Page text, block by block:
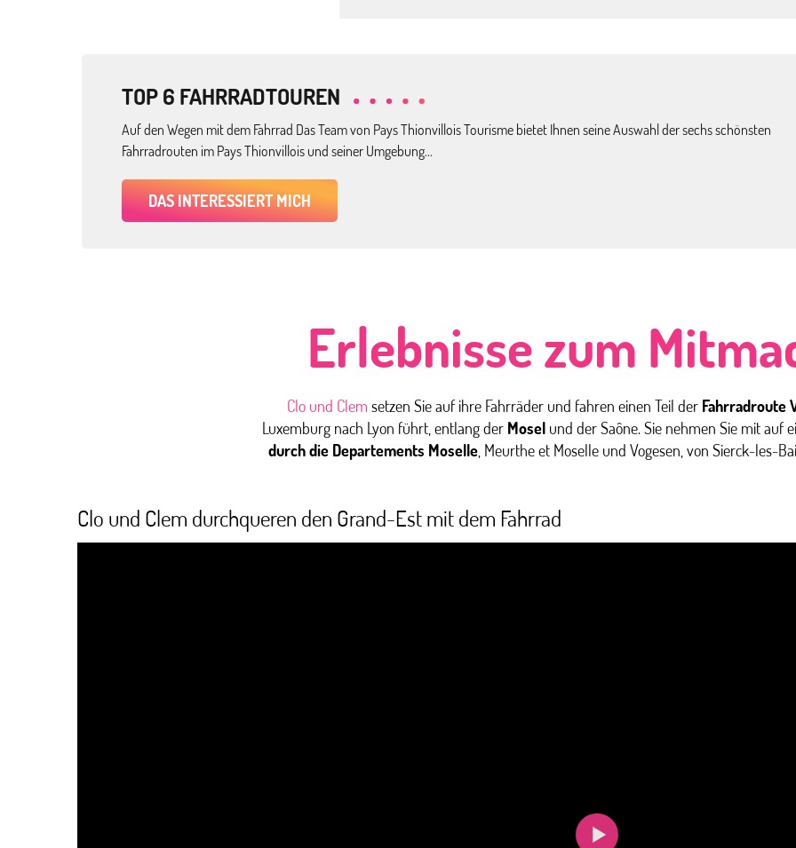
TOP 6 FAHRRADTOUREN
Auf den Wegen mit dem Fahrrad Das Team von Pays Thionvillois Tourisme bietet Ihnen seine Auswahl der sechs schönsten
Fahrradrouten im Pays Thionvillois und seiner Umgebung...
DAS INTERESSIERT MICH
Erlebnisse zum
Clo und Clem setzen Sie auf ihre Fahrräder und fahren einen Teil der Fahrradroute
Luxemburg nach Lyon führt, entlang der Mosel und der Saône. Sie nehmen Sie mit auf
durch die Departements Moselle, Meurthe et Moselle und Vogesen, von Sierck-les-
Clo und Clem durchqueren den Grand-Est mit dem Fahrrad